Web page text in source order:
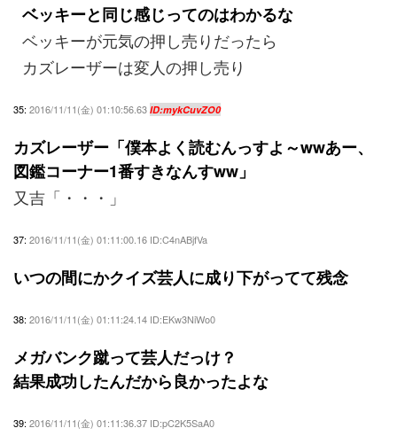
ベッキーと同じ感じってのはわかるな
ベッキーが元気の押し売りだったら
カズレーザーは変人の押し売り
35: 2016/11/11(金) 01:10:56.63 ID:mykCuvZO0
カズレーザー「僕本よく読むんっすよ～wwあー、
図鑑コーナー1番すきなんすww」
又吉「・・・」
37: 2016/11/11(金) 01:11:00.16 ID:C4nABjfVa
いつの間にかクイズ芸人に成り下がってて残念
38: 2016/11/11(金) 01:11:24.14 ID:EKw3NiWo0
メガバンク蹴って芸人だっけ？
結果成功したんだから良かったよな
39: 2016/11/11(金) 01:11:36.37 ID:pC2K5SaA0